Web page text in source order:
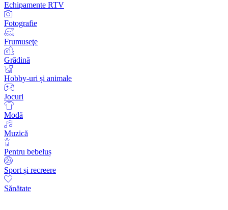
Echipamente RTV
Fotografie
Frumuseţe
Grădină
Hobby-uri și animale
Jocuri
Modă
Muzică
Pentru bebeluș
Sport și recreere
Sănătate